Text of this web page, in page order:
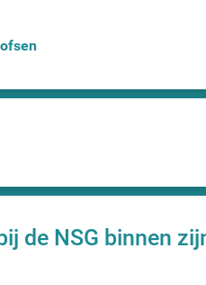
de NSG binnen